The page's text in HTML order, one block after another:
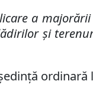
a
şi
ordinară